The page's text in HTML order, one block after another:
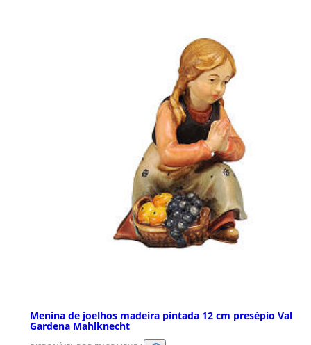
Menina de joelhos madeira pintada 12 cm presépio Val
Gardena Mahlknecht